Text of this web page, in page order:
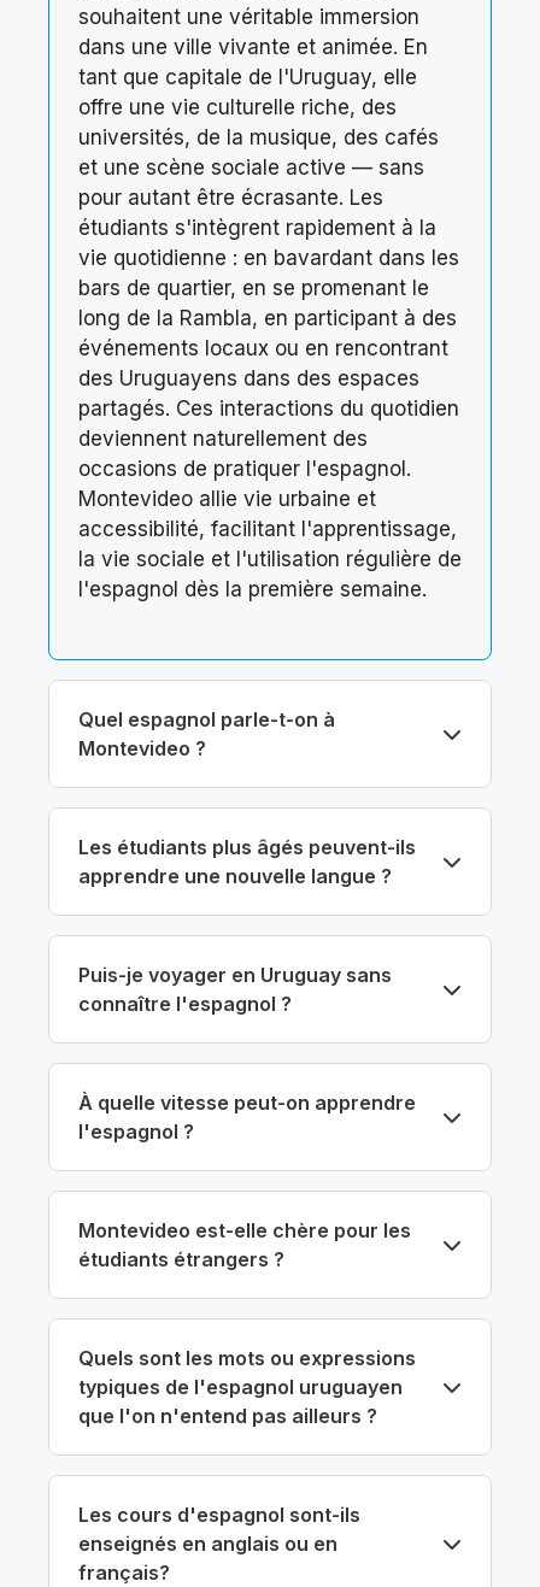
souhaitent une véritable immersion
dans une ville vivante et animée. En
tant que capitale de l'Uruguay, elle
offre une vie culturelle riche, des
universités, de la musique, des cafés
et une scène sociale active — sans
pour autant être écrasante. Les
étudiants s'intègrent rapidement à la
vie quotidienne : en bavardant dans les
bars de quartier, en se promenant le
long de la Rambla, en participant à des
événements locaux ou en rencontrant
des Uruguayens dans des espaces
partagés. Ces interactions du quotidien
deviennent naturellement des
occasions de pratiquer l'espagnol.
Montevideo allie vie urbaine et
accessibilité, facilitant l'apprentissage,
la vie sociale et l'utilisation régulière de
l'espagnol dès la première semaine.
Quel espagnol parle-t-on à
Montevideo ?
Les étudiants plus âgés peuvent-ils
apprendre une nouvelle langue ?
Puis-je voyager en Uruguay sans
connaître l'espagnol ?
À quelle vitesse peut-on apprendre
l'espagnol ?
Montevideo est-elle chère pour les
étudiants étrangers ?
Quels sont les mots ou expressions
typiques de l'espagnol uruguayen
que l'on n'entend pas ailleurs ?
Les cours d'espagnol sont-ils
enseignés en anglais ou en
français?